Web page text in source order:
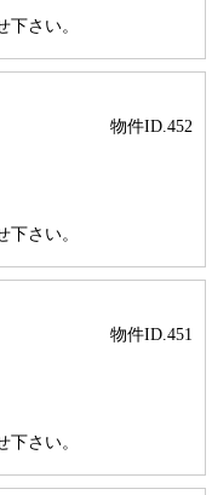
さい。
物件ID.452
さい。
物件ID.451
さい。